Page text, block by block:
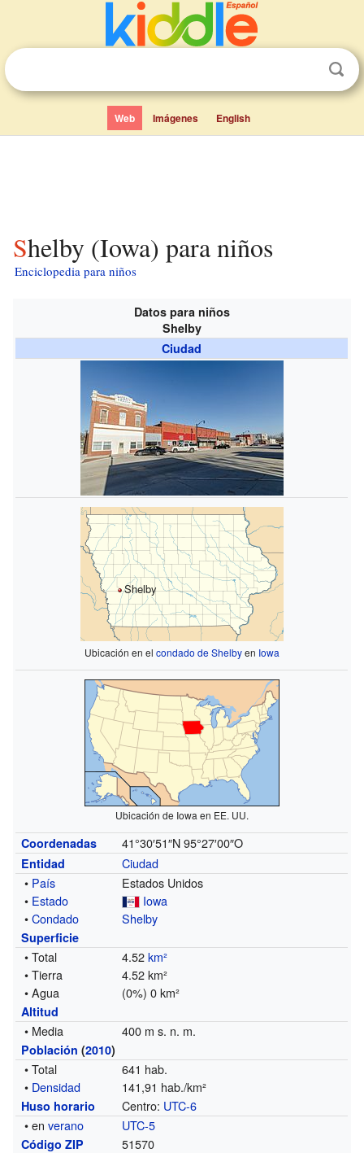
Web Imágenes English
Shelby (Iowa) para niños
Enciclopedia para niños
Datos para niños
Shelby
Ciudad
Shelby
Ubicación en el condado de Shelbyen Iowa
Ubicación de Iowa en EE. UU.
Coordenadas 41°30′51″N 95°27′00″O
Entidad
Ciudad
• País
Estados Unidos
• Estado
Iowa
•Condado Shelby
Superficie
• Total 4.52km²
• Tierra
4.52 km²
• Agua
(0%) 0 km²
Altitud
• Media 400 m s. n. m.
Población (2010)
• Total
641 hab.
• Densidad 141,91 hab./km²
Huso horario Centro: UTC-6
• enverano UTC-5
Código ZIP 51570